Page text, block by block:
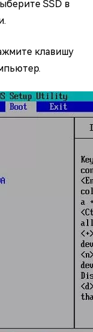
SSD в
клавишу